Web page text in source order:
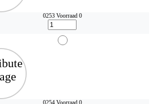
0253 Voorraad 0
0254 Voorraad 0